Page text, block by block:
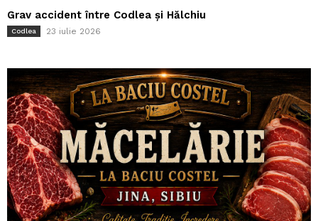
Grav accident între Codlea și Hălchiu
Codlea 23 iulie 2026